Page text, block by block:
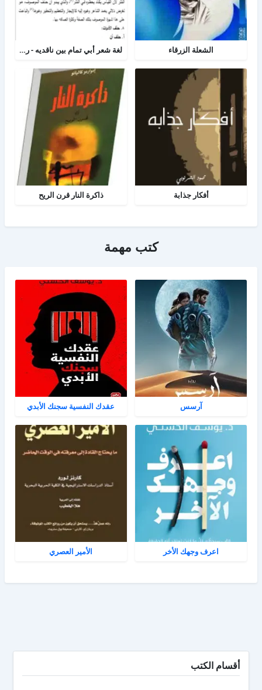
الشعلة الزرقاء لغة شعر أبي تمام بين ناقديه - رسالة لغه عربية
أفكار جذابة ذاكرة النار قرن الريح
كتب مهمة
آرسس عقدك النفسية سجنك الأبدي
اعرف وجهك الأخر الأمير العصري
أقسام الكتب